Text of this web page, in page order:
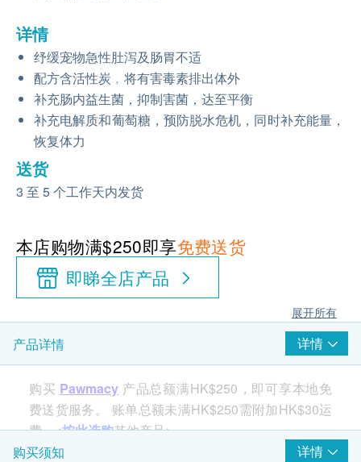
详情
纾缓宠物急性肚泻及肠胃不适
配方含活性炭﹐将有害毒素排出体外
补充肠内益生菌，抑制害菌，达至平衡
补充电解质和葡萄糖，预防脱水危机，同时补充能量，
恢复体力
送货
3 至 5 个工作天内发货
本店购物满$250即享免费送货
即睇全店产品
展开所有
产品详情 详情
购买 Pawmacy 产品总额满HK$250，即可享本地免
费送货服务。 账单总额未满HK$250需附加HK$30运
费。<按此选购其他产品>
购买须知 详情